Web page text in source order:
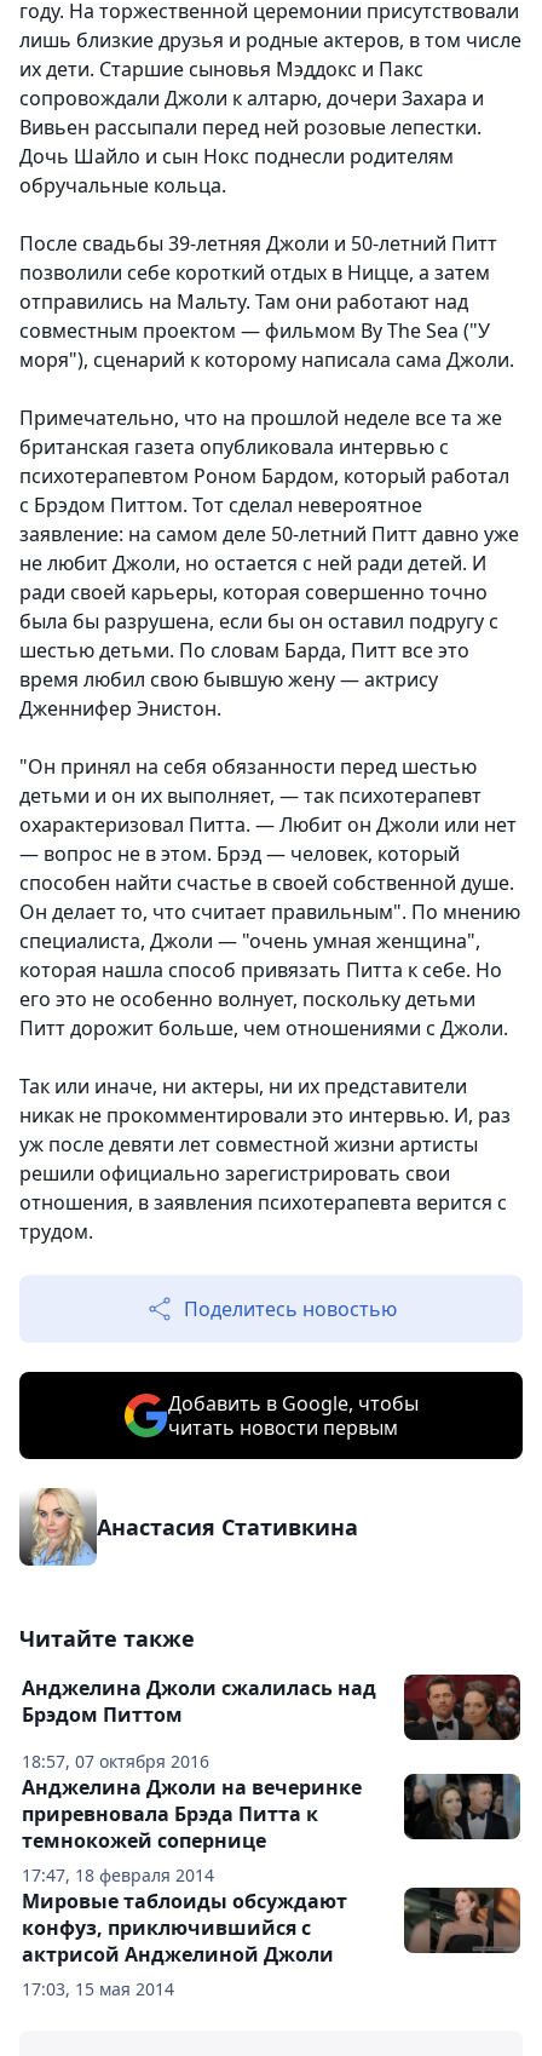
году. На торжественной церемонии присутствовали
лишь близкие друзья и родные актеров, в том числе
их дети. Старшие сыновья Мэддокс и Пакс
сопровождали Джоли к алтарю, дочери Захара и
Вивьен рассыпали перед ней розовые лепестки.
Дочь Шайло и сын Нокс поднесли родителям
обручальные кольца.
После свадьбы 39-летняя Джоли и 50-летний Питт
позволили себе короткий отдых в Ницце, а затем
отправились на Мальту. Там они работают над
совместным проектом — фильмом By The Sea ("У
моря"), сценарий к которому написала сама Джоли.
Примечательно, что на прошлой неделе все та же
британская газета опубликовала интервью с
психотерапевтом Роном Бардом, который работал
с Брэдом Питтом. Тот сделал невероятное
заявление: на самом деле 50-летний Питт давно уже
не любит Джоли, но остается с ней ради детей. И
ради своей карьеры, которая совершенно точно
была бы разрушена, если бы он оставил подругу с
шестью детьми. По словам Барда, Питт все это
время любил свою бывшую жену — актрису
Дженнифер Энистон.
"Он принял на себя обязанности перед шестью
детьми и он их выполняет, — так психотерапевт
охарактеризовал Питта. — Любит он Джоли или нет
— вопрос не в этом. Брэд — человек, который
способен найти счастье в своей собственной душе.
Он делает то, что считает правильным". По мнению
специалиста, Джоли — "очень умная женщина",
которая нашла способ привязать Питта к себе. Но
его это не особенно волнует, поскольку детьми
Питт дорожит больше, чем отношениями с Джоли.
Так или иначе, ни актеры, ни их представители
никак не прокомментировали это интервью. И, раз
уж после девяти лет совместной жизни артисты
решили официально зарегистрировать свои
отношения, в заявления психотерапевта верится с
трудом.
Поделитесь новостью
Добавить в Google, чтобы
читать новости первым
Анастасия Стативкина
Читайте также
18:57, 07 октября 2016
Анджелина Джоли сжалилась над
Брэдом Питтом
17:47, 18 февраля 2014
Анджелина Джоли на вечеринке
приревновала Брэда Питта к
темнокожей сопернице
17:03, 15 мая 2014
Мировые таблоиды обсуждают
конфуз, приключившийся с
актрисой Анджелиной Джоли